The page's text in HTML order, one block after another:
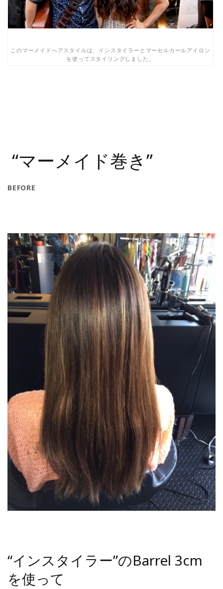
このマーメイドへアスタイルは、インスタイラーとマーセルカールアイロン
を使ってスタイリングしました。
“マーメイド巻き”
BEFORE
“インスタイラー”のBarrel 3cm
を使って